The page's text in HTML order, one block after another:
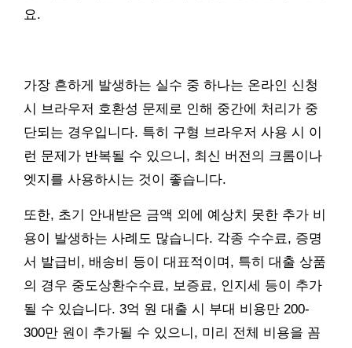
요.
가장 흔하게 발생하는 실수 중 하나는 온라인 신청
시 브라우저 호환성 문제로 인해 중간에 처리가 중
단되는 경우입니다. 특히 구형 브라우저 사용 시 이
런 문제가 반복될 수 있으니, 최신 버전의 크롬이나
엣지를 사용하시는 것이 좋습니다.
또한, 초기 안내받은 금액 외에 예상치 못한 추가 비
용이 발생하는 사례도 많습니다. 각종 수수료, 증명
서 발급비, 배송비 등이 대표적이며, 특히 대출 상품
의 경우 중도상환수수료, 보증료, 인지세 등이 추가
될 수 있습니다. 3억 원 대출 시 부대 비용만 200-
300만 원이 추가될 수 있으니, 미리 전체 비용을 꼼